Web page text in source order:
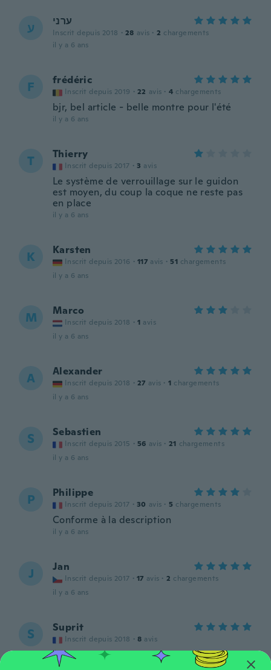
ע ערני
Inscrit depuis 2018 · 28 avis · 2 chargements
il y a 6 ans
F frédéric
Inscrit depuis 2019 · 22 avis · 4 chargements
bjr, bel article - belle montre pour l'été
il y a 6 ans
T Thierry
Inscrit depuis 2017 · 3 avis
Le système de verrouillage sur le guidon
est moyen, du coup la coque ne reste pas
en place
il y a 6 ans
K Karsten
Inscrit depuis 2016 · 117 avis · 51 chargements
il y a 6 ans
M Marco
Inscrit depuis 2018 · 1 avis
il y a 6 ans
A Alexander
Inscrit depuis 2018 · 27 avis · 1 chargements
il y a 6 ans
S Sebastien
Inscrit depuis 2015 · 56 avis · 21 chargements
il y a 6 ans
P Philippe
Inscrit depuis 2017 · 30 avis · 5 chargements
Conforme à la description
il y a 6 ans
J Jan
Inscrit depuis 2017 · 17 avis · 2 chargements
il y a 6 ans
S Suprit
Inscrit depuis 2018 · 8 avis
il y a 6 ans